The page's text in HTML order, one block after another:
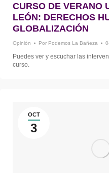
CURSO DE VERANO
LEÓN: DERECHOS
GLOBALIZACIÓN
Opinión Por Podemos La Bañeza
Puedes ver y escuchar las
curso.
OCT
3